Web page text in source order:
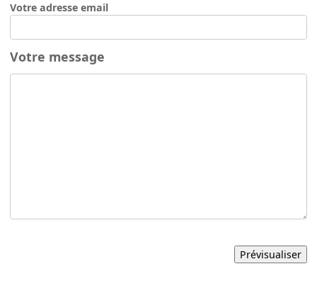
Votre adresse email
Votre message